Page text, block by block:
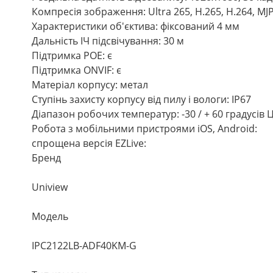
Компресія зображення: Ultra 265, H.265, H.264,
Характеристики об'єктива: фіксований 4 мм
Дальність ІЧ підсвічування: 30 м
Підтримка РОЕ: є
Підтримка ONVIF: є
Матеріал корпусу: метал
Ступінь захисту корпусу від пилу і вологи: IP67
Діапазон робочих температур: -30 / + 60 градусів
Робота з мобільними пристроями iOS, Android:
спрощена версія EZLive:
Бренд
Uniview
Модель
IPC2122LB-ADF40KM-G